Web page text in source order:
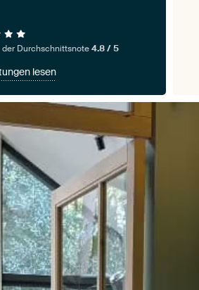
Durchschnittsnote4.8 / 5
lesen